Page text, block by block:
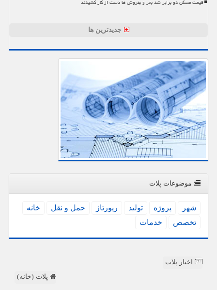
قیمت مسکن دو برابر شد بخر و بفروش ها دست از کار کشیدند
جدیدترین ها
موضوعات پلات
شهر پروژه تولید رپورتاژ حمل و نقل
خانه
تخصص
خدمات
اخبار پلات
پلات (خانه)